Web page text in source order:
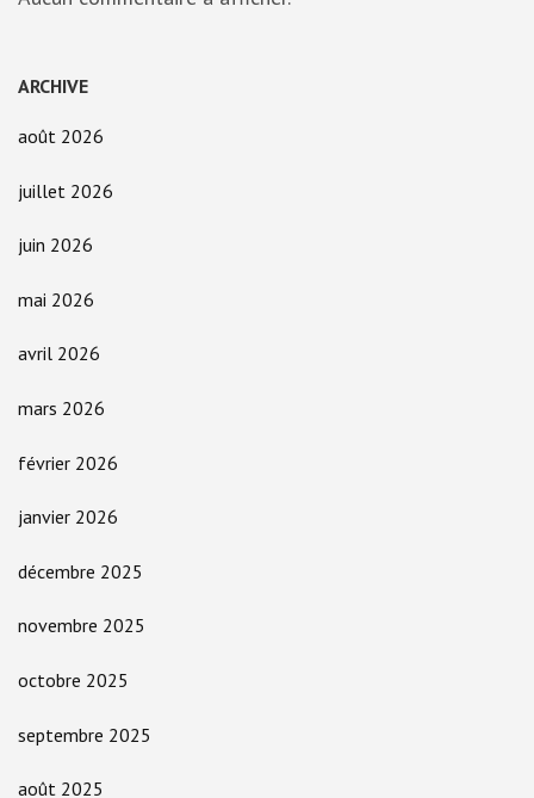
ARCHIVE
août 2026
juillet 2026
juin 2026
mai 2026
avril 2026
mars 2026
février 2026
janvier 2026
décembre 2025
novembre 2025
octobre 2025
septembre 2025
août 2025